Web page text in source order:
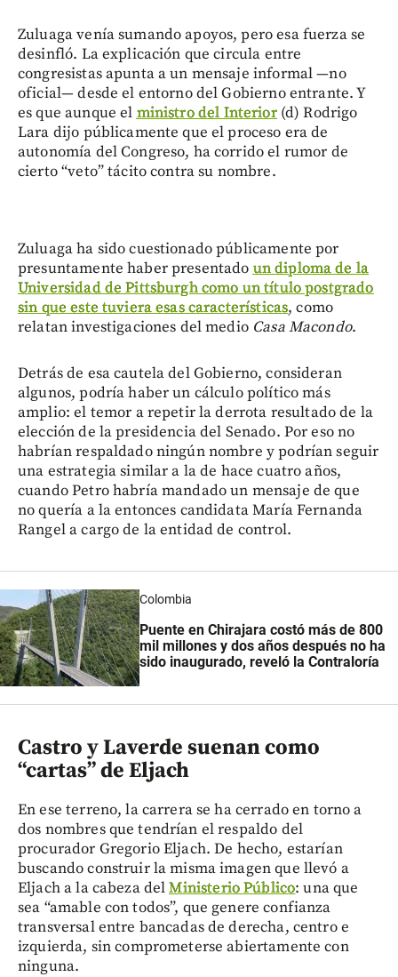
Zuluaga venía sumando apoyos, pero esa fuerza se
desinfló. La explicación que circula entre
congresistas apunta a un mensaje informal —no
oficial— desde el entorno del Gobierno entrante. Y
es que aunque elministro del Interior(d) Rodrigo
Lara dijo públicamente que el proceso era de
autonomía del Congreso, ha corrido el rumor de
cierto “veto” tácito contra su nombre.
Zuluaga ha sido cuestionado públicamente por
presuntamente haber presentadoun diploma de la
Universidad de Pittsburgh como un título postgrado
sin que este tuviera esas características, como
relatan investigaciones del medio Casa Macondo.
Detrás de esa cautela del Gobierno, consideran
algunos, podría haber un cálculo político más
amplio: el temor a repetir la derrota resultado de la
elección de la presidencia del Senado. Por eso no
habrían respaldado ningún nombre y podrían seguir
una estrategia similar a la de hace cuatro años,
cuando Petro habría mandado un mensaje de que
no quería a la entonces candidata María Fernanda
Rangel a cargo de la entidad de control.
Colombia
Puente en Chirajara costó más de 800
mil millones y dos años después no ha
sido inaugurado, reveló la Contraloría
Castro y Laverde suenan como
“cartas” de Eljach
En ese terreno, la carrera se ha cerrado en torno a
dos nombres que tendrían el respaldo del
procurador Gregorio Eljach. De hecho, estarían
buscando construir la misma imagen que llevó a
Eljach a la cabeza delMinisterio Público: una que
sea “amable con todos”, que genere confianza
transversal entre bancadas de derecha, centro e
izquierda, sin comprometerse abiertamente con
ninguna.